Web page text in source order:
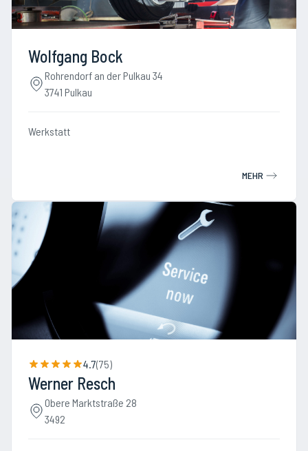
Wolfgang Bock
Rohrendorf an der Pulkau 34
3741 Pulkau
Werkstatt
MEHR
4.7(75)
Werner Resch
Obere Marktstraße 28
3492